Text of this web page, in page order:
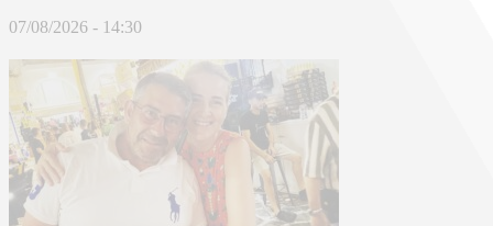
07/08/2026 - 14:30